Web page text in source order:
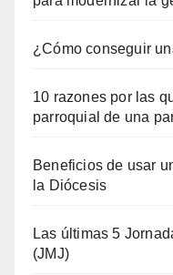
¿Cómo conseguir
10 razones por las
parroquial de una
Beneficios de usar
la Diócesis
Las últimas 5
(JMJ)